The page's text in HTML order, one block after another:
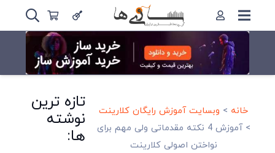
خانه > وبسایت آموزش رایگان کلارینت
>
آموزش 4 نکته مقدماتی ولی مهم برای
نواختن اصولی کلارینت
تازه ترین
نوشته
ها: